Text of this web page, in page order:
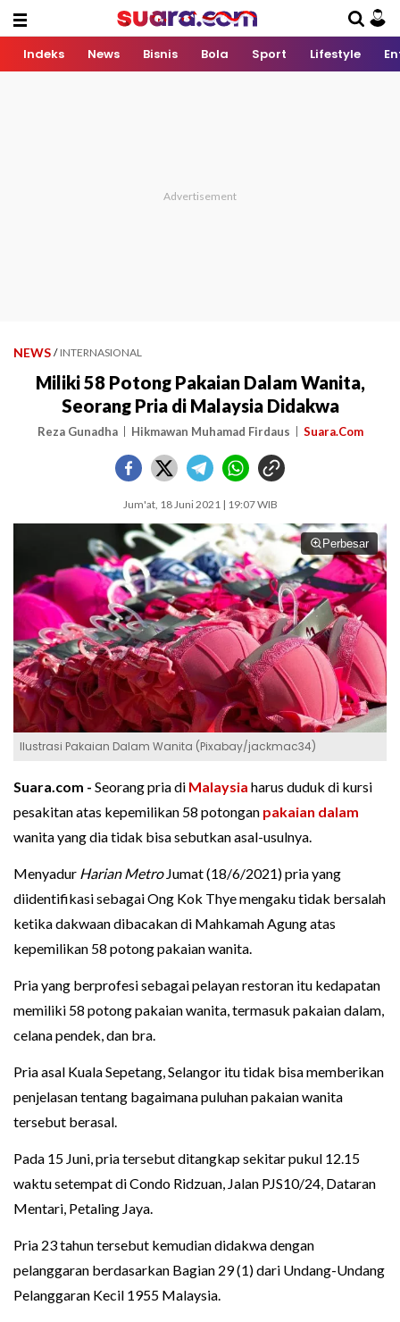
Indeks News Bisnis Bola Sport Lifestyle
NEWS / INTERNASIONAL
Miliki 58 Potong Pakaian Dalam Wanita,
Seorang Pria di Malaysia Didakwa
Reza Gunadha Hikmawan Muhamad Firdaus Suara.Com
Jum'at, 18 Juni 2021 | 19:07 WIB
Perbesar
Ilustrasi Pakaian Dalam Wanita (Pixabay/jackmac34)
Suara.com - Seorang pria di Malaysia harus duduk di kursi
pesakitan atas kepemilikan 58 potongan pakaian dalam
wanita yang dia tidak bisa sebutkan asal-usulnya.
Menyadur Harian MetroJumat (18/6/2021) pria yang
diidentifikasi sebagai Ong Kok Thye mengaku tidak bersalah
ketika dakwaan dibacakan di Mahkamah Agung atas
kepemilikan 58 potong pakaian wanita.
Pria yang berprofesi sebagai pelayan restoran itu kedapatan
memiliki 58 potong pakaian wanita, termasuk pakaian dalam,
celana pendek, dan bra.
Pria asal Kuala Sepetang, Selangor itu tidak bisa memberikan
penjelasan tentang bagaimana puluhan pakaian wanita
tersebut berasal.
Pada 15 Juni, pria tersebut ditangkap sekitar pukul 12.15
waktu setempat di Condo Ridzuan, Jalan PJS10/24, Dataran
Mentari, Petaling Jaya.
Pria 23 tahun tersebut kemudian didakwa dengan
pelanggaran berdasarkan Bagian 29 (1) dari Undang-Undang
Pelanggaran Kecil 1955 Malaysia.